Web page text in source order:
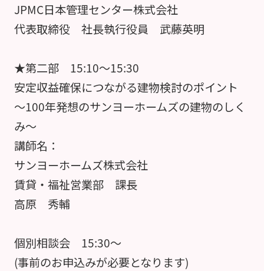
JPMC日本管理センター株式会社
代表取締役 社長執行役員 武藤英明
★第二部 15:10～15:30
安定収益確保につながる建物検討のポイント
～100年発想のサンヨーホームズの建物のしく
み～
講師名：
サンヨーホームズ株式会社
賃貸・福祉営業部 課長
高原 秀輔
個別相談会 15:30～
(事前のお申込みが必要となります)